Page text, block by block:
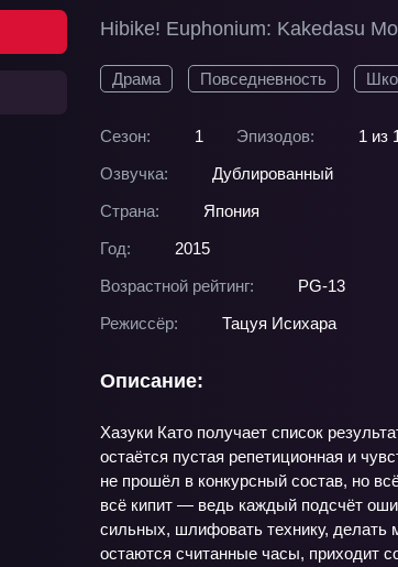
Hibike! Euphonium: Kakedasu
Драма Повседневность
Сезон: 1 Эпизодов:
1 из
Озвучка:
Дублированный
Страна:
Япония
Год:
2015
Возрастной рейтинг:
PG-13
Режиссёр:
Тацуя Исихара
Описание:
Хазуки Като получает список
остаётся пустая репетиционная и
не прошёл в конкурсный состав, но
всё кипит — ведь каждый подсчёт
сильных, шлифовать технику, делать
остаются считанные часы, приходит